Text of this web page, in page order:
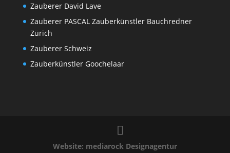
Zauberer David Lave
Zauberer PASCAL Zauberkünstler Bauchredner
Zürich
Zauberer Schweiz
Zauberkünstler Goochelaar
Website: mediarock Designagentur